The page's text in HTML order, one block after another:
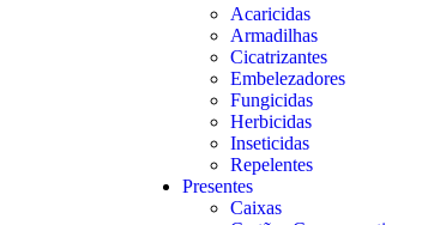
Acaricidas
Armadilhas
Cicatrizantes
Embelezadores
Fungicidas
Herbicidas
Inseticidas
Repelentes
Presentes
Caixas